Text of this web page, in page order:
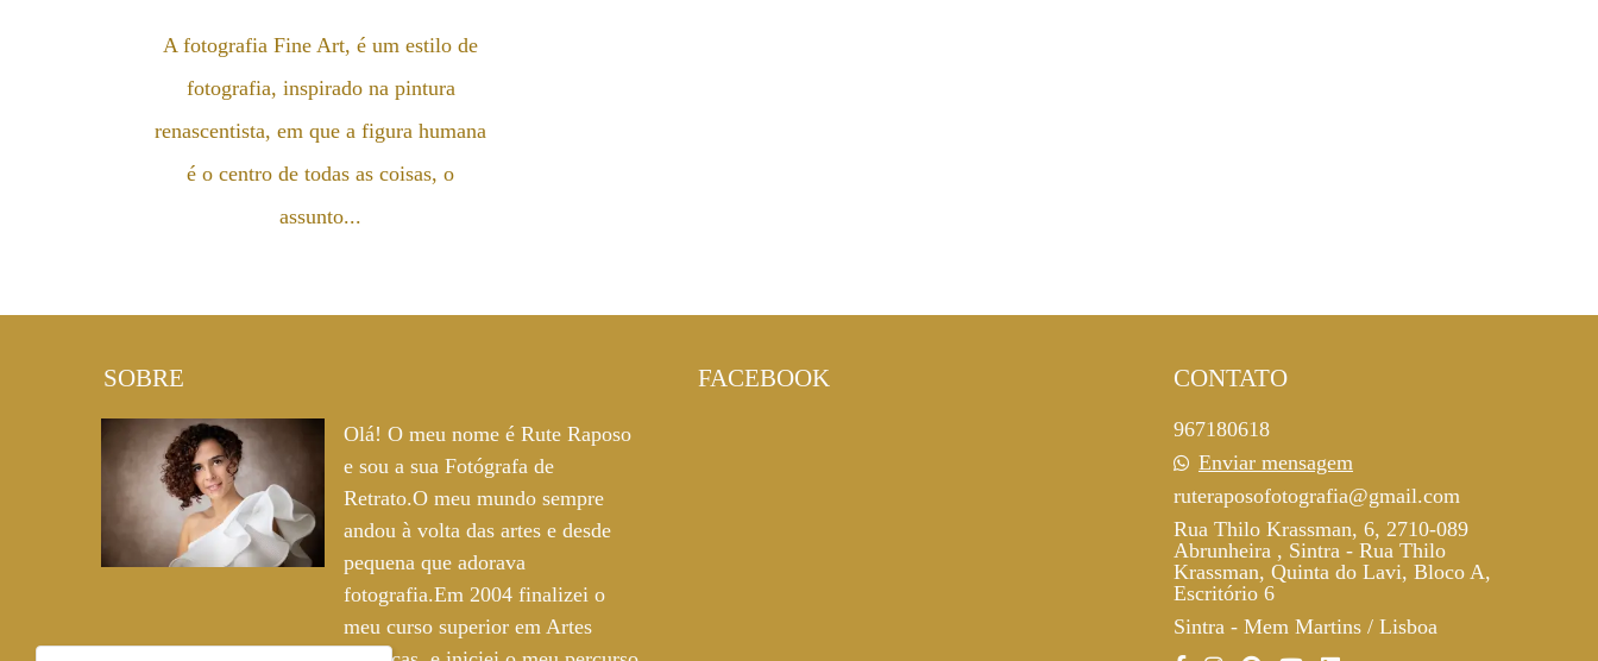
A fotografia Fine Art, é um estilo de
fotografia, inspirado na pintura
renascentista, em que a figura humana
é o centro de todas as coisas, o
assunto...
SOBRE
Olá! O meu nome é Rute Raposo
e sou a sua Fotógrafa de
Retrato.O meu mundo sempre
andou à volta das artes e desde
pequena que adorava
fotografia.Em 2004 finalizei o
meu curso superior em Artes
FACEBOOK CONTATO
967180618
Enviar mensagem
ruteraposofotografia@gmail.com
Rua Thilo Krassman, 6, 2710-089
Abrunheira , Sintra - Rua Thilo
Krassman, Quinta do Lavi, Bloco A,
Escritório 6
Sintra - Mem Martins / Lisboa